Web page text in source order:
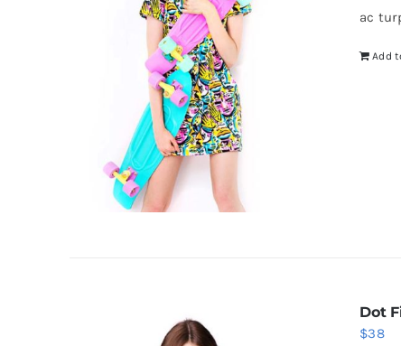
ac
Add
Dot
$38